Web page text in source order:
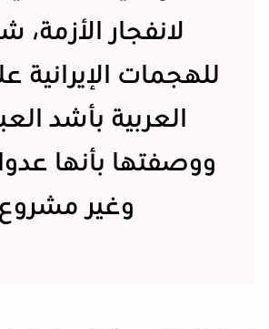
لانفجار الأزمة،
للهجمات الإيرانية
العربية بأشد
ووصفتها بأنها
وغير مشروع